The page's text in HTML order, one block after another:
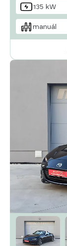
135 kW
manuál